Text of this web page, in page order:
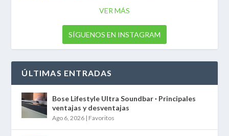
VER MÁS
SÍGUENOS EN INSTAGRAM
ÚLTIMAS ENTRADAS
Bose Lifestyle Ultra Soundbar · Principales
ventajas y desventajas
Ago 6, 2026 | Favoritos